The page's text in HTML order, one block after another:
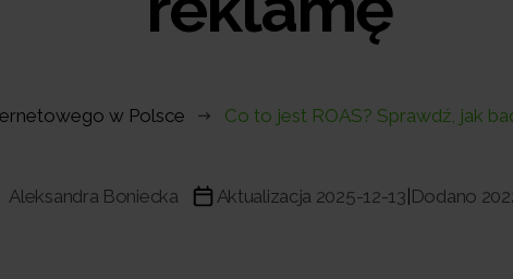
w Polsce Co to jest ROAS? Sprawdź, jak
Aleksandra Boniecka Aktualizacja 2025-12-13 Dodano